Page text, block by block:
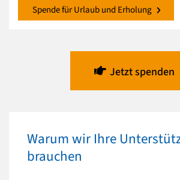
Spende für Urlaub und Erholung
Jetzt spenden
Warum wir Ihre
brauchen